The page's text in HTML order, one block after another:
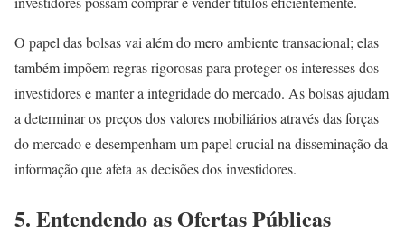
O papel das bolsas vai além do mero ambiente transacional; elas
também impõem regras rigorosas para proteger os interesses dos
investidores e manter a integridade do mercado. As bolsas ajudam
a determinar os preços dos valores mobiliários através das forças
do mercado e desempenham um papel crucial na disseminação da
informação que afeta as decisões dos investidores.
5. Entendendo as Ofertas Públicas